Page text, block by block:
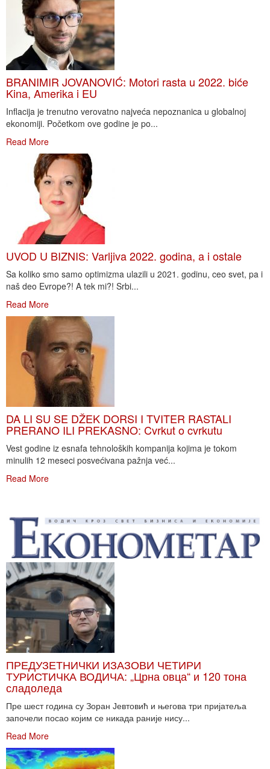
BRANIMIR JOVANOVIĆ: Motori rasta u 2022. biće
Kina, Amerika i EU
Inflacija je trenutno verovatno najveća nepoznanica u globalnoj
ekonomiji. Početkom ove godine je po...
Read More
UVOD U BIZNIS: Varljiva 2022. godina, a i ostale
Sa koliko smo samo optimizma ulazili u 2021. godinu, ceo svet, pa i
naš deo Evrope?! A tek mi?! Srbi...
Read More
DA LI SU SE DŽEK DORSI I TVITER RASTALI
PRERANO ILI PREKASNO: Cvrkut o cvrkutu
Vest godine iz esnafa tehnoloških kompanija kojima je tokom
minulih 12 meseci posvećivana pažnja već...
Read More
ПРЕДУЗЕТНИЧКИ ИЗАЗОВИ ЧЕТИРИ
ТУРИСТИЧКА ВОДИЧА: „Црна овца“ и 120 тона
сладоледа
Пре шест година су Зоран Јевтовић и његова три пријатеља
започели посао којим се никада раније нису...
Read More